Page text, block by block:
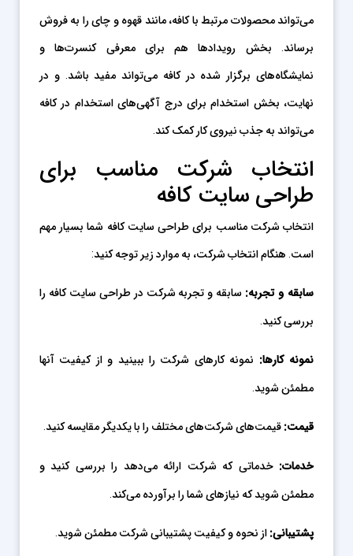
می‌تواند محصولات مرتبط با کافه، مانند قهوه و چای را به فروش
برساند. بخش رویدادها هم برای معرفی کنسرت‌ها و
نمایشگاه‌های برگزار شده در کافه می‌تواند مفید باشد. و در
نهایت، بخش استخدام برای درج آگهی‌های استخدام در کافه
می‌تواند به جذب نیروی کار کمک کند.
انتخاب شرکت مناسب برای
طراحی سایت کافه
انتخاب شرکت مناسب برای طراحی سایت کافه شما بسیار مهم
است. هنگام انتخاب شرکت، به موارد زیر توجه کنید:
سابقه و تجربه: سابقه و تجربه شرکت در طراحی سایت کافه را
بررسی کنید.
نمونه کارها: نمونه کارهای شرکت را ببینید و از کیفیت آنها
مطمئن شوید.
قیمت: قیمت‌های شرکت‌های مختلف را با یکدیگر مقایسه کنید.
خدمات: خدماتی که شرکت ارائه می‌دهد را بررسی کنید و
مطمئن شوید که نیازهای شما را برآورده می‌کند.
پشتیبانی: از نحوه و کیفیت پشتیبانی شرکت مطمئن شوید.